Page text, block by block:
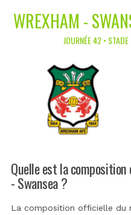
WREXHAM -
JOURNÉE 42 •
Quelle est la
- Swansea ?
La composition officielle du